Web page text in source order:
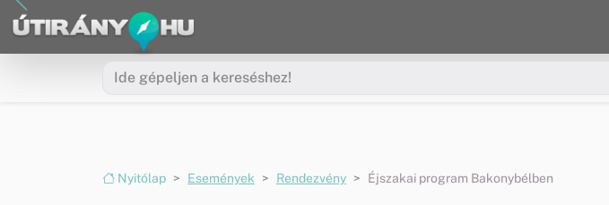
Ugrás a menüre
Ugrás a tartalomra
Nyitólap Események Rendezvény Éjszakai program Bakonybélben